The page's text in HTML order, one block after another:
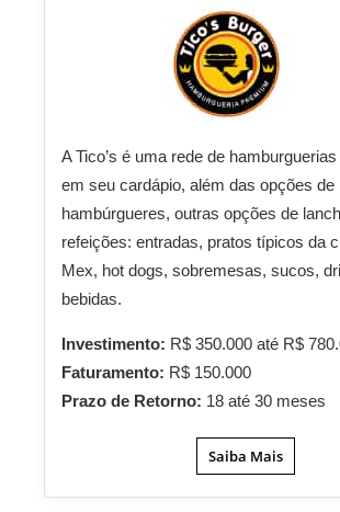
A Tico’s é uma rede de
em seu cardápio, além das opções de
hambúrgueres, outras opções de
refeições: entradas, pratos típicos da
Mex, hot dogs, sobremesas, sucos,
bebidas.
Investimento: R$ 350.000 até R$
Faturamento: R$ 150.000
Prazo de Retorno: 18 até 30 meses
Saiba Mais